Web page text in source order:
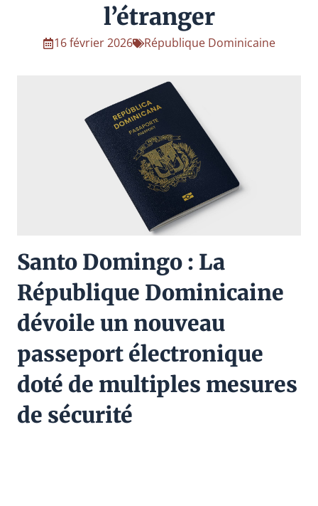
l’étranger
16 février 2026 République Dominicaine
Santo Domingo : La
République Dominicaine
dévoile un nouveau
passeport électronique
doté de multiples mesures
de sécurité